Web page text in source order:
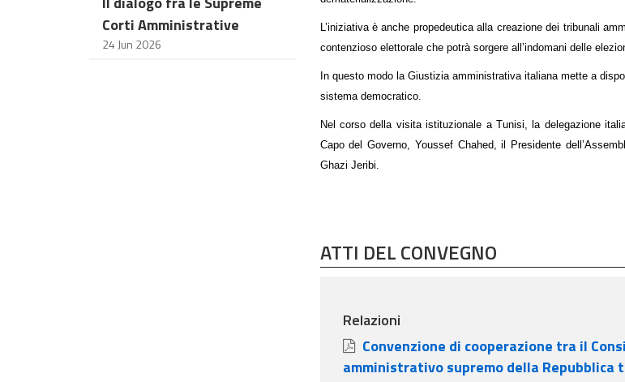
Corti Amministrative
24 Jun 2026
L’iniziativa è anche propedeutica alla creazione dei tribunali
contenzioso elettorale che potrà sorgere all’indomani delle
In questo modo la Giustizia amministrativa italiana mette a
sistema democratico.
Nel corso della visita istituzionale a Tunisi, la delegazione
Capo del Governo, Youssef Chahed, il Presidente
Ghazi Jeribi.
ATTI DEL CONVEGNO
Relazioni
Convenzione di cooperazione tra il
amministrativo supremo della